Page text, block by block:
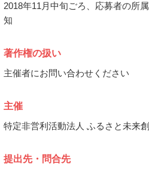
2018年11月中旬ごろ、応募者の所
知
著作権の扱い
主催者にお問い合わせください
主催
特定非営利活動法人 ふるさと未来
提出先・問合先